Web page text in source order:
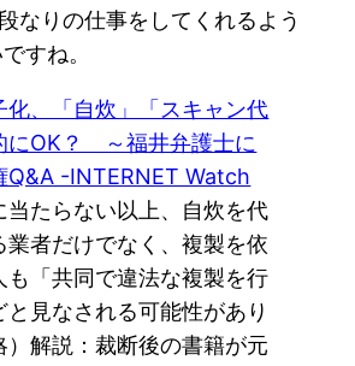
なりの仕事をしてくれるよう
すね。
化、「自炊」「スキャン代
にOK？ ～福井弁護士に
Q&A -INTERNET Watch
当たらない以上、自炊を代
業者だけでなく、複製を依
も「共同で違法な複製を行
と見なされる可能性があり
）解説：裁断後の書籍が元